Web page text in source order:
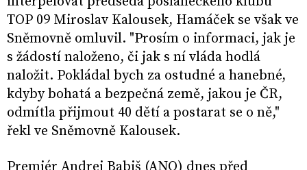
TOP 09 Miroslav Kalousek, Hamáček se však ve
Sněmovně omluvil. "Prosím o informaci, jak je
s žádostí naloženo, či jak s ní vláda hodlá
naložit. Pokládal bych za ostudné a hanebné,
kdyby bohatá a bezpečná země, jakou je ČR,
odmítla přijmout 40 dětí a postarat se o ně,"
řekl ve Sněmovně Kalousek.